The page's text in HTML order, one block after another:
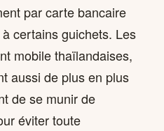
par carte bancaire
certains guichets. Les
mobile thaïlandaises,
aussi de plus en plus
de se munir de
éviter toute